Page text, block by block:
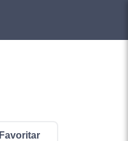
Favoritar